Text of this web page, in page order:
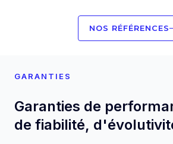
NOS RÉFÉRENCES
GARANTIES
Garanties de
de fiabilité,